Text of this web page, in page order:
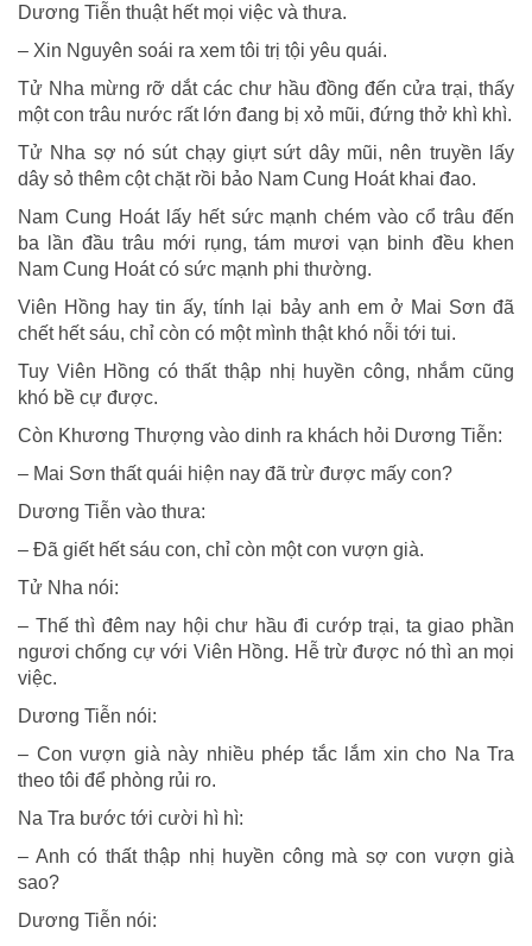
Dương Tiễn thuật hết mọi việc và thưa.
– Xin Nguyên soái ra xem tôi trị tội yêu quái.
Tử Nha mừng rỡ dắt các chư hầu đồng đến cửa trại, thấy
một con trâu nước rất lớn đang bị xỏ mũi, đứng thở khì khì.
Tử Nha sợ nó sút chạy giựt sứt dây mũi, nên truyền lấy
dây sỏ thêm cột chặt rồi bảo Nam Cung Hoát khai đao.
Nam Cung Hoát lấy hết sức mạnh chém vào cổ trâu đến
ba lần đầu trâu mới rụng, tám mươi vạn binh đều khen
Nam Cung Hoát có sức mạnh phi thường.
Viên Hồng hay tin ấy, tính lại bảy anh em ở Mai Sơn đã
chết hết sáu, chỉ còn có một mình thật khó nỗi tới tui.
Tuy Viên Hồng có thất thập nhị huyền công, nhắm cũng
khó bề cự được.
Còn Khương Thượng vào dinh ra khách hỏi Dương Tiễn:
– Mai Sơn thất quái hiện nay đã trừ được mấy con?
Dương Tiễn vào thưa:
– Ðã giết hết sáu con, chỉ còn một con vượn già.
Tử Nha nói:
– Thế thì đêm nay hội chư hầu đi cướp trại, ta giao phần
ngươi chống cự với Viên Hồng. Hễ trừ được nó thì an mọi
việc.
Dương Tiễn nói:
– Con vượn già này nhiều phép tắc lắm xin cho Na Tra
theo tôi để phòng rủi ro.
Na Tra bước tới cười hì hì:
– Anh có thất thập nhị huyền công mà sợ con vượn già
sao?
Dương Tiễn nói: